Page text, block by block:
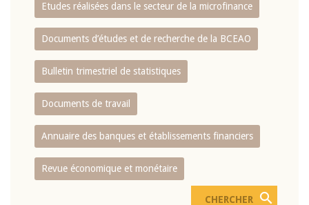
Etudes réalisées dans le secteur de la microfinance
Documents d’études et de recherche de la BCEAO
Bulletin trimestriel de statistiques
Documents de travail
Annuaire des banques et établissements financiers
Revue économique et monétaire